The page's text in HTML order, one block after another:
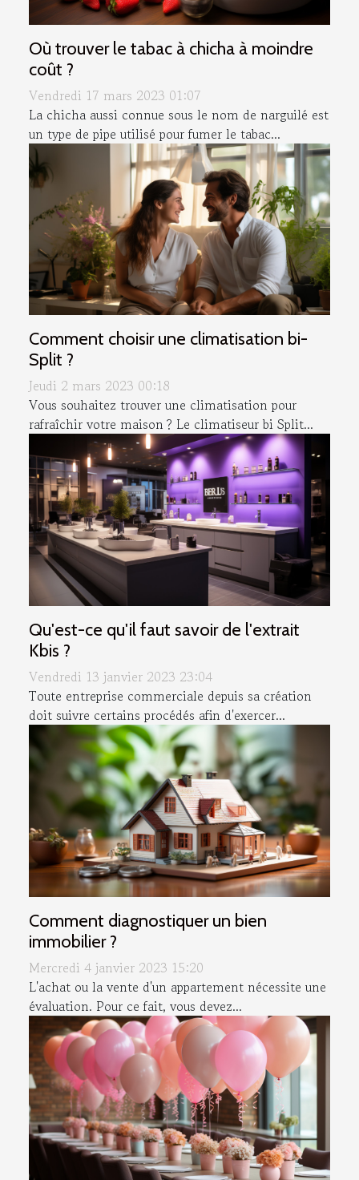
Où trouver le tabac à chicha à moindre
coût ?
Vendredi 17 mars 2023 01:07
La chicha aussi connue sous le nom de narguilé est
un type de pipe utilisé pour fumer le tabac...
Comment choisir une climatisation bi-
Split ?
Jeudi 2 mars 2023 00:18
Vous souhaitez trouver une climatisation pour
rafraîchir votre maison ? Le climatiseur bi Split...
Qu'est-ce qu'il faut savoir de l'extrait
Kbis ?
Vendredi 13 janvier 2023 23:04
Toute entreprise commerciale depuis sa création
doit suivre certains procédés afin d'exercer...
Comment diagnostiquer un bien
immobilier ?
Mercredi 4 janvier 2023 15:20
L'achat ou la vente d'un appartement nécessite une
évaluation. Pour ce fait, vous devez...